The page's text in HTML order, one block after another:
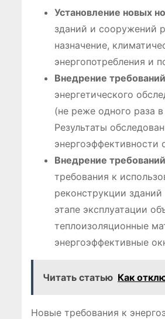
Установление новых
зданий и сооружений
назначение,
энергопотребления и
Внедрение
энергетического
(не реже одного раза
Результаты
энергоэффективности
Внедрение
требования к
реконструкции
этапе эксплуатации
теплоизоляционные
энергоэффективные
Читать статью Как
Новые требования к